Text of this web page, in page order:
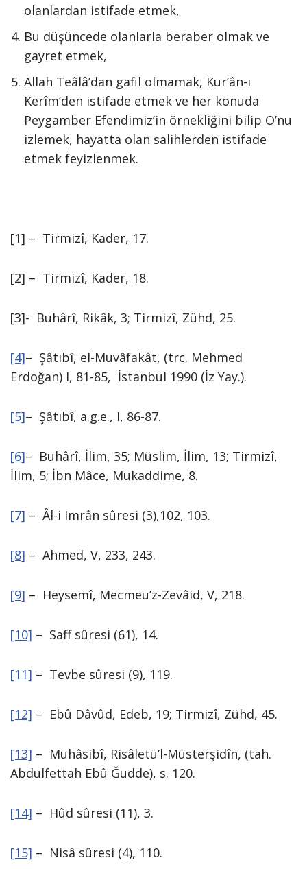
olanlardan istifade etmek,
Bu düşüncede olanlarla beraber olmak ve
gayret etmek,
Allah Teâlâ’dan gafil olmamak, Kur’ân-ı
Kerîm’den istifade etmek ve her konuda
Peygamber Efendimiz’in örnekliğini bilip O’nu
izlemek, hayatta olan salihlerden istifade
etmek feyizlenmek.
[1] – Tirmizî, Kader, 17.
[2] – Tirmizî, Kader, 18.
[3]- Buhârî, Rikâk, 3; Tirmizî, Zühd, 25.
[4]– Şâtıbî, el-Muvâfakât, (trc. Mehmed
Erdoğan) I, 81-85, İstanbul 1990 (İz Yay.).
[5]– Şâtıbî, a.g.e., I, 86-87.
[6]– Buhârî, İlim, 35; Müslim, İlim, 13; Tirmizî,
İlim, 5; İbn Mâce, Mukaddime, 8.
[7] – Âl-i Imrân sûresi (3),102, 103.
[8] – Ahmed, V, 233, 243.
[9] – Heysemî, Mecmeu’z-Zevâid, V, 218.
[10] – Saff sûresi (61), 14.
[11] – Tevbe sûresi (9), 119.
[12] – Ebû Dâvûd, Edeb, 19; Tirmizî, Zühd, 45.
[13] – Muhâsibî, Risâletü’l-Müsterşidîn, (tah.
Abdulfettah Ebû Ğudde), s. 120.
[14] – Hûd sûresi (11), 3.
[15] – Nisâ sûresi (4), 110.